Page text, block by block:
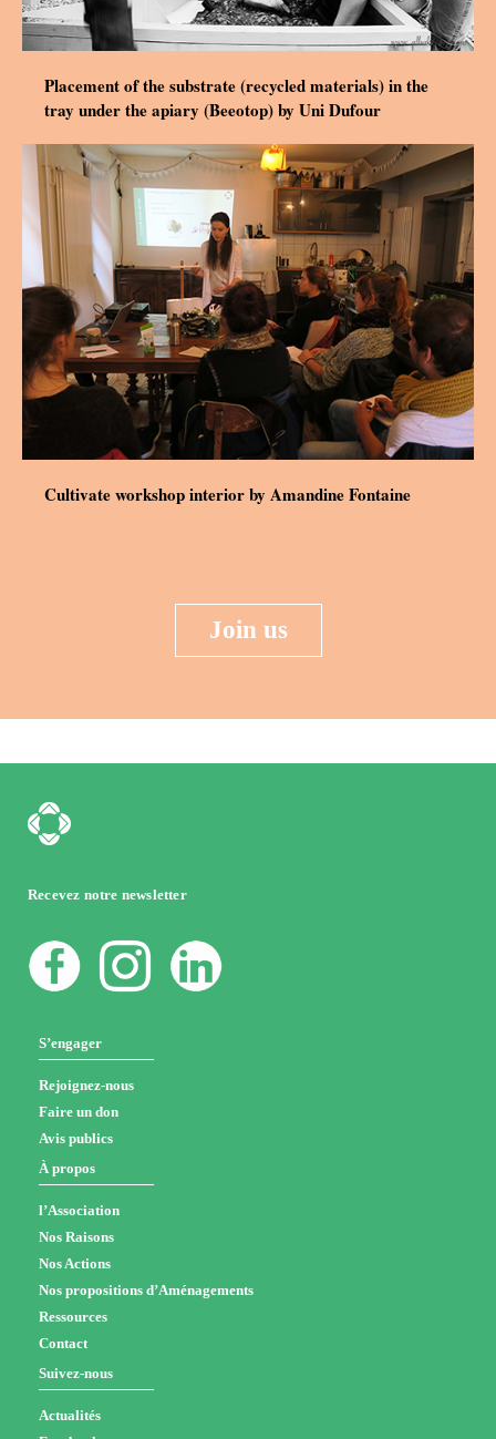
Placement of the substrate (recycled materials) in the
tray under the apiary (Beeotop) by Uni Dufour
Cultivate workshop interior by Amandine Fontaine
Join us
Recevez notre newsletter
S’engager
Rejoignez-nous
Faire un don
Avis publics
À propos
l’Association
Nos Raisons
Nos Actions
Nos propositions d’Aménagements
Ressources
Contact
Suivez-nous
Actualités